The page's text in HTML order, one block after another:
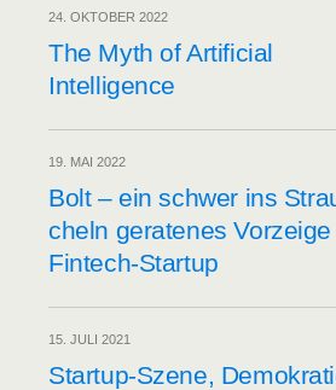
24. OKTOBER 2022
The Myth of Arti­fi­ci­al
Intelligence
19. MAI 2022
Bolt – ein schwer ins
cheln gera­te­nes
Fintech-Startup
15. JULI 2021
Start­up-Sze­ne,